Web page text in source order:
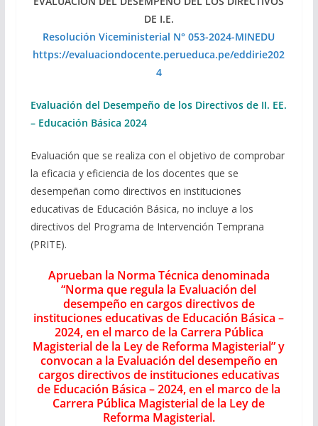
DE I.E.
Resolución Viceministerial N° 053-2024-MINEDU
https://evaluaciondocente.perueduca.pe/eddirie202
4
Evaluación del Desempeño de los Directivos de II. EE.
– Educación Básica 2024
Evaluación que se realiza con el objetivo de comprobar
la eficacia y eficiencia de los docentes que se
desempeñan como directivos en instituciones
educativas de Educación Básica, no incluye a los
directivos del Programa de Intervención Temprana
(PRITE).
Aprueban la Norma Técnica denominada
“Norma que regula la Evaluación del
desempeño en cargos directivos de
instituciones educativas de Educación Básica –
2024, en el marco de la Carrera Pública
Magisterial de la Ley de Reforma Magisterial” y
convocan a la Evaluación del desempeño en
cargos directivos de instituciones educativas
de Educación Básica – 2024, en el marco de la
Carrera Pública Magisterial de la Ley de
Reforma Magisterial.